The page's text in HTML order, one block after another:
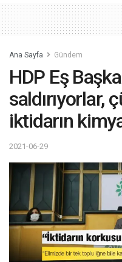
Ana Sayfa Gündem
HDP Eş
saldırıyorlar,
iktidarın
2021-06-29